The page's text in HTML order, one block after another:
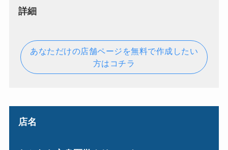
詳細
あなただけの店舗ページを無料で作成したい
方はコチラ
店名